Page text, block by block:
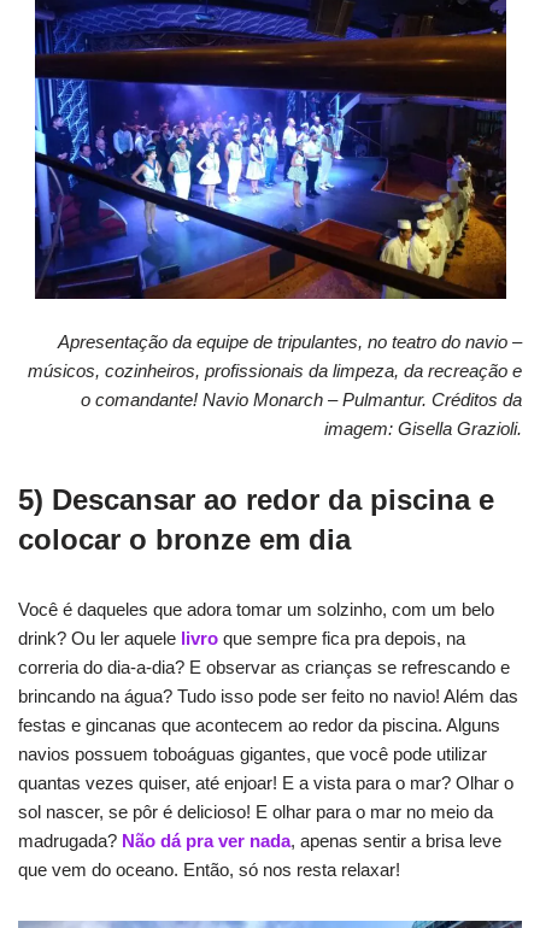
Apresentação da equipe de tripulantes, no teatro do navio –
músicos, cozinheiros, profissionais da limpeza, da recreação e
o comandante! Navio Monarch – Pulmantur. Créditos da
imagem: Gisella Grazioli.
5) Descansar ao redor da piscina e
colocar o bronze em dia
Você é daqueles que adora tomar um solzinho, com um belo
drink? Ou ler aquele livro que sempre fica pra depois, na
correria do dia-a-dia? E observar as crianças se refrescando e
brincando na água? Tudo isso pode ser feito no navio! Além das
festas e gincanas que acontecem ao redor da piscina. Alguns
navios possuem toboáguas gigantes, que você pode utilizar
quantas vezes quiser, até enjoar! E a vista para o mar? Olhar o
sol nascer, se pôr é delicioso! E olhar para o mar no meio da
madrugada? Não dá pra ver nada, apenas sentir a brisa leve
que vem do oceano. Então, só nos resta relaxar!